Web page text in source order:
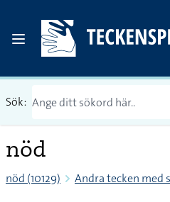
Sök:
nöd
nöd (10129) Andra tecken med